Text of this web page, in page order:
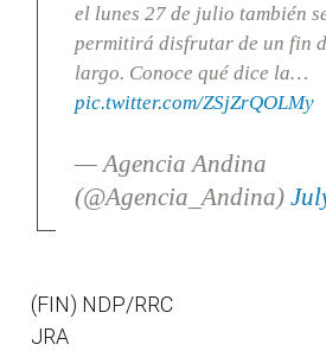
el lunes 27 de julio también
permitirá disfrutar de un fin
largo. Conoce qué dice la…
pic.twitter.com/ZSjZrQOLMy
— Agencia Andina
(@Agencia_Andina)
(FIN) NDP/RRC
JRA